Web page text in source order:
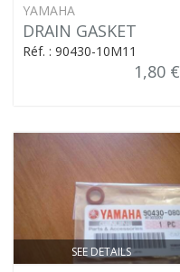
YAMAHA
DRAIN GASKET
Réf. : 90430-10M11
1,80 €
SEE DETAILS